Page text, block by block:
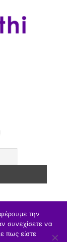
Γ/θμια
την
συνεχίσετε να
πως είστε